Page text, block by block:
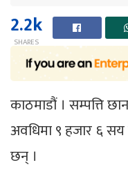
2.2k
SHARES
काठमाडौं । सम्पत्ति
अवधिमा ९ हजार ६
छन् ।